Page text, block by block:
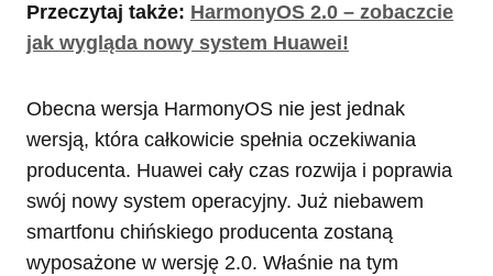
Przeczytaj także: HarmonyOS 2.0 – zobaczcie
jak wygląda nowy system Huawei!
Obecna wersja HarmonyOS nie jest jednak
wersją, która całkowicie spełnia oczekiwania
producenta. Huawei cały czas rozwija i poprawia
swój nowy system operacyjny. Już niebawem
smartfonu chińskiego producenta zostaną
wyposażone w wersję 2.0. Właśnie na tym